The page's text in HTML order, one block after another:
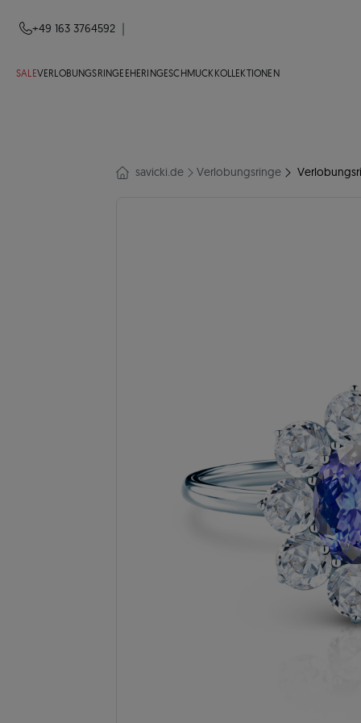
+49 163 3764592
SALEVERLOBUNGSRINGE EHERINGESCHMUCKKOLLEKTIONEN
savicki.de Verlobungsringe